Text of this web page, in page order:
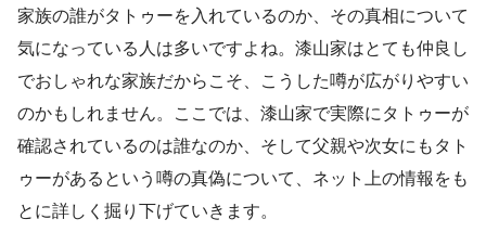
家族の誰がタトゥーを入れているのか、その真相について
気になっている人は多いですよね。漆山家はとても仲良し
でおしゃれな家族だからこそ、こうした噂が広がりやすい
のかもしれません。ここでは、漆山家で実際にタトゥーが
確認されているのは誰なのか、そして父親や次女にもタト
ゥーがあるという噂の真偽について、ネット上の情報をも
とに詳しく掘り下げていきます。